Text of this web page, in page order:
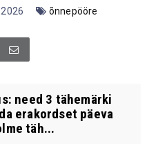
õnnepööre
need 3 tähemärki
erakordset päeva
täh...